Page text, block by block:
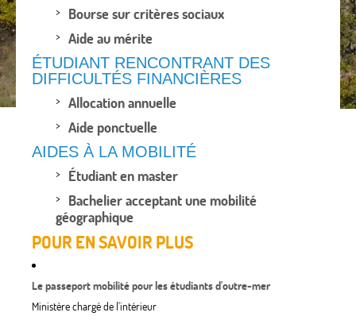
Bourse sur critères sociaux
Aide au mérite
ÉTUDIANT RENCONTRANT DES
DIFFICULTÉS FINANCIÈRES
Allocation annuelle
Aide ponctuelle
AIDES À LA MOBILITÉ
Étudiant en master
Bachelier acceptant une mobilité
géographique
POUR EN SAVOIR PLUS
Le passeport mobilité pour les étudiants d'outre-mer
Ministère chargé de l'intérieur